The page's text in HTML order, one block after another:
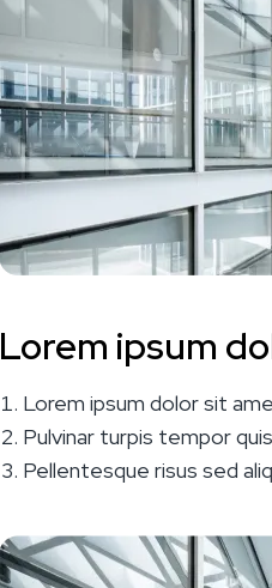
Lorem ipsum
Lorem ipsum dolor sit
Pulvinar turpis tempor
Pellentesque risus sed